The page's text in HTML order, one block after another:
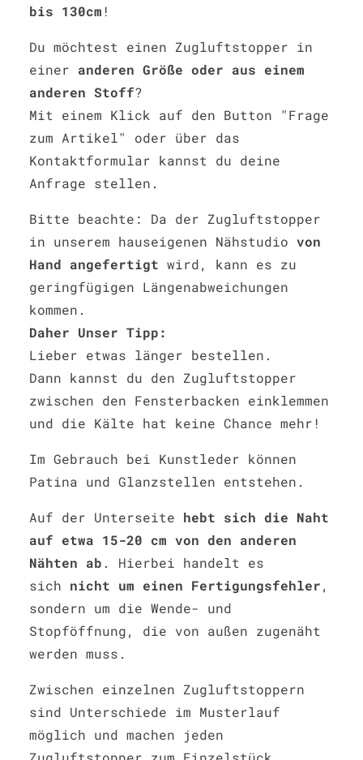
bis 130cm !
Du möchtest einen Zugluftstopper in
einer anderen Größe oder aus einem
anderen Stoff?
Mit einem Klick auf den Button "Frage
zum Artikel" oder über das
Kontaktformular kannst du deine
Anfrage stellen.
Bitte beachte: Da der Zugluftstopper
in unserem hauseigenen Nähstudio von
Hand angefertigt wird, kann es zu
geringfügigen Längenabweichungen
kommen.
Daher Unser Tipp:
Lieber etwas länger bestellen.
Dann kannst du den Zugluftstopper
zwischen den Fensterbacken einklemmen
und die Kälte hat keine Chance mehr!
Im Gebrauch bei Kunstleder können
Patina und Glanzstellen entstehen.
Auf der Unterseite hebt sich die Naht
auf etwa 15-20 cm von den anderen
Nähten ab . Hierbei handelt es
sich nicht um einen Fertigungsfehler,
sondern um die Wende- und
Stopföffnung, die von außen zugenäht
werden muss.
Zwischen einzelnen Zugluftstoppern
sind Unterschiede im Musterlauf
möglich und machen jeden